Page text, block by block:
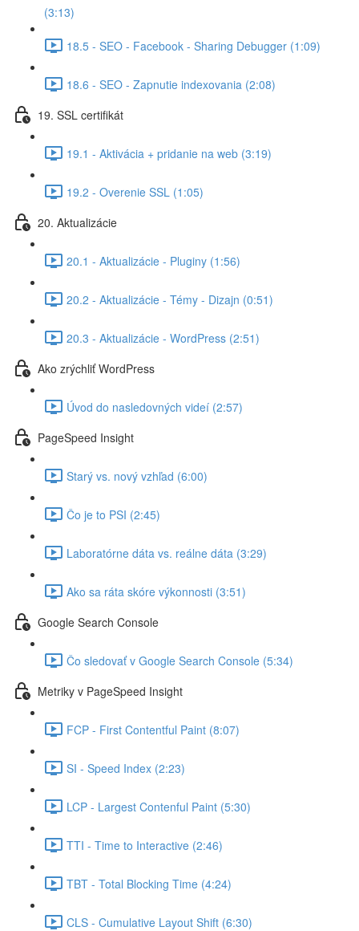
(3:13)
18.5 - SEO - Facebook - Sharing Debugger (1:09)
18.6 - SEO - Zapnutie indexovania (2:08)
19. SSL certifikát
19.1 - Aktivácia + pridanie na web (3:19)
19.2 - Overenie SSL (1:05)
20. Aktualizácie
20.1 - Aktualizácie - Pluginy (1:56)
20.2 - Aktualizácie - Témy - Dizajn (0:51)
20.3 - Aktualizácie - WordPress (2:51)
Ako zrýchliť WordPress
Úvod do nasledovných videí (2:57)
PageSpeed Insight
Starý vs. nový vzhľad (6:00)
Čo je to PSI (2:45)
Laboratórne dáta vs. reálne dáta (3:29)
Ako sa ráta skóre výkonnosti (3:51)
Google Search Console
Čo sledovať v Google Search Console (5:34)
Metriky v PageSpeed Insight
FCP - First Contentful Paint (8:07)
SI - Speed Index (2:23)
LCP - Largest Contenful Paint (5:30)
TTI - Time to Interactive (2:46)
TBT - Total Blocking Time (4:24)
CLS - Cumulative Layout Shift (6:30)